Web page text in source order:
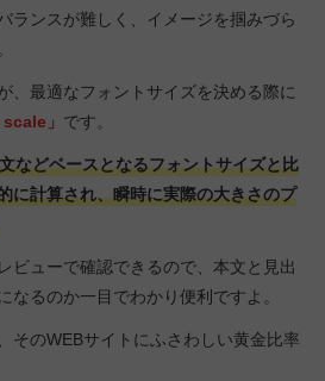
ランスが難しく、イメージを掴みづら
、最適なフォントサイズを決める際に
」 です。
などベースとなるフォントサイズと比
に計算され、瞬時に実際の大きさのプ
ビューで確認できるので、本文と見出
なるのか一目でわかり便利ですよ。
そのWEBサイトにふさわしい黄金比率